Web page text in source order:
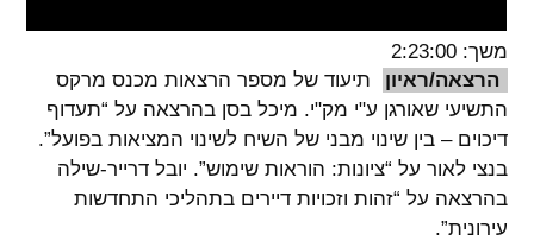
גופן קריא
ניגודיות צבעים
brightness_high
brightness_low
משך: 2:23:00
הרצאה/ראיון
תיעוד של מספר הרצאות מכנס מרקס
התשיעי שאורגן ע"י מק"י. מיכל בסן בהרצאה על “תעדוף
דיכוים – בין שינוי מבני של השיח לשינוי המציאות בפועל”.
בנצי לאור על “ציונות: הוראות שימוש”. יובל דרייר-שילה
בהרצאה על “זהות וזכויות דיירים בתהליכי התחדשות
עירונית”.